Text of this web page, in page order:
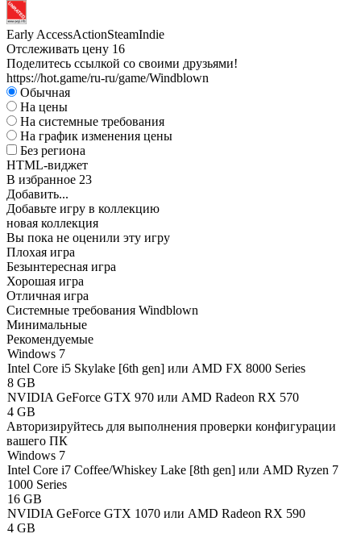
Early AccessActionSteamIndie
Отслеживать цену 16
Поделитесь ссылкой со своими друзьями!
https://hot.game/ru-ru/game/Windblown
Обычная
На цены
На системные требования
На график изменения цены
Без региона
HTML-виджет
В избранное 23
Добавить...
Добавьте игру в коллекцию
новая коллекция
Вы пока не оценили эту игру
Плохая игра
Безынтересная игра
Хорошая игра
Отличная игра
Системные требования Windblown
Минимальные
Рекомендуемые
Windows 7
Intel Core i5 Skylake [6th gen] или AMD FX 8000 Series
8 GB
NVIDIA GeForce GTX 970 или AMD Radeon RX 570
4 GB
Авторизируйтесь для выполнения проверки конфигурации
вашего ПК
Windows 7
Intel Core i7 Coffee/Whiskey Lake [8th gen] или AMD Ryzen 7
1000 Series
16 GB
NVIDIA GeForce GTX 1070 или AMD Radeon RX 590
4 GB